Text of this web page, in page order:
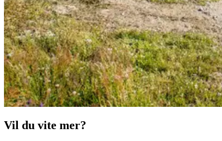
Vil du vite mer?